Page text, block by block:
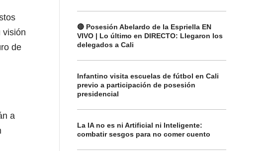
visión
de
a
🔴 Posesión Abelardo de la Espriella EN
VIVO | Lo último en DIRECTO: Llegaron los
delegados a Cali
Infantino visita escuelas de fútbol en Cali
previo a participación de posesión
presidencial
La IA no es ni Artificial ni Inteligente:
combatir sesgos para no comer cuento